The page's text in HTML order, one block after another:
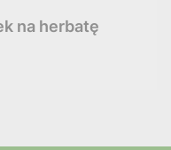
na herbatę